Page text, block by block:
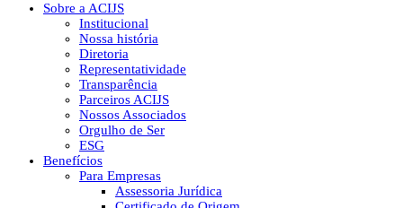
Sobre a ACIJS
Institucional
Nossa história
Diretoria
Representatividade
Transparência
Parceiros ACIJS
Nossos Associados
Orgulho de Ser
ESG
Benefícios
Para Empresas
Assessoria Jurídica